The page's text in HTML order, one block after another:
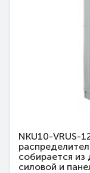
NKU10-VRUS-
собирается из
силовой и